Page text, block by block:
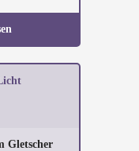
Gletscher